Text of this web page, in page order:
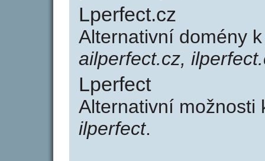
Lperfect.cz
Alternativní domény
ailperfect.cz,
Lperfect
Alternativní
ilperfect.